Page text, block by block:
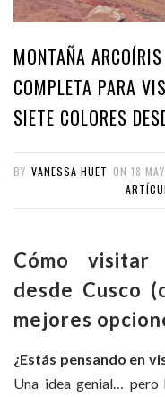
h
MONTAÑA
COMPLETA PARA
SIETE COLORES
BY VANESSA HUET ON 18
Cómo
desde Cusco
mejores
¿Estás pensando en
Una idea genial… pero